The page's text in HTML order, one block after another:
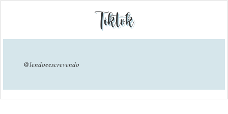
Tiktok
@lendoeescrevendo